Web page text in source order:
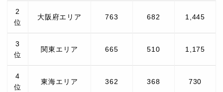
2
位
大阪府エリア 763 682 1,445
3
位
関東エリア 665 510 1,175
4
位
東海エリア 362 368 730